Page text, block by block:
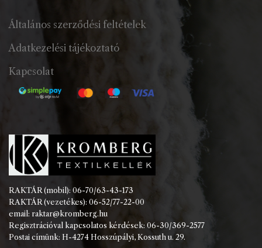
Általános szerződési feltételek
Adatkezelési tájékoztató
Kapcsolat
RAKTÁR (mobil): 06-70/63-43-173
RAKTÁR (vezetékes): 06-52/77-22-00
email: raktar@kromberg.hu
Regisztrációval kapcsolatos kérdések: 06-30/369-2577
Postai címünk: H-4274 Hosszúpályi, Kossuth u. 29.